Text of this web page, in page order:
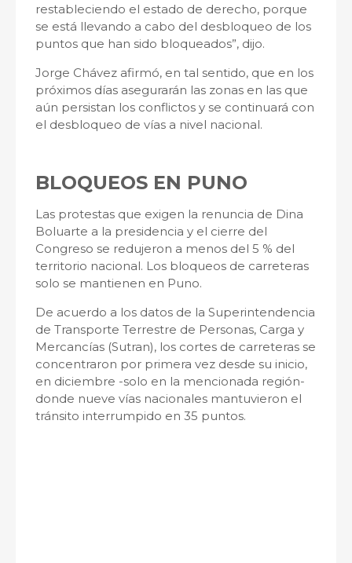
restableciendo el estado de derecho, porque
se está llevando a cabo del desbloqueo de los
puntos que han sido bloqueados”, dijo.
Jorge Chávez afirmó, en tal sentido, que en los
próximos días asegurarán las zonas en las que
aún persistan los conflictos y se continuará con
el desbloqueo de vías a nivel nacional.
BLOQUEOS EN PUNO
Las protestas que exigen la renuncia de Dina
Boluarte a la presidencia y el cierre del
Congreso se redujeron a menos del 5 % del
territorio nacional. Los bloqueos de carreteras
solo se mantienen en Puno.
De acuerdo a los datos de la Superintendencia
de Transporte Terrestre de Personas, Carga y
Mercancías (Sutran), los cortes de carreteras se
concentraron por primera vez desde su inicio,
en diciembre -solo en la mencionada región-
donde nueve vías nacionales mantuvieron el
tránsito interrumpido en 35 puntos.